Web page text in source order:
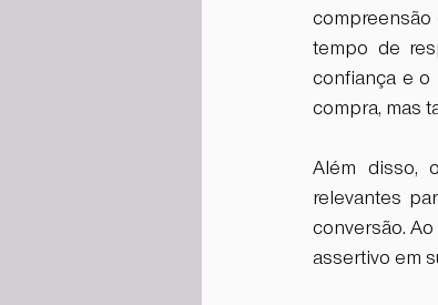
compreensão
tempo de
confiança e o
compra, mas
Além disso,
relevantes
conversão.
assertivo em